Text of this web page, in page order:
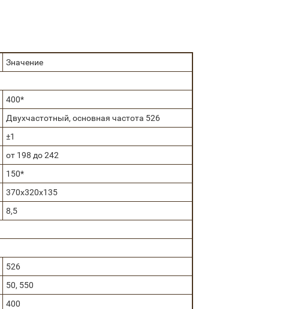
Значение
400*
Двухчастотный, основная частота 526
±1
от 198 до 242
150*
370х320х135
8,5
526
50, 550
400